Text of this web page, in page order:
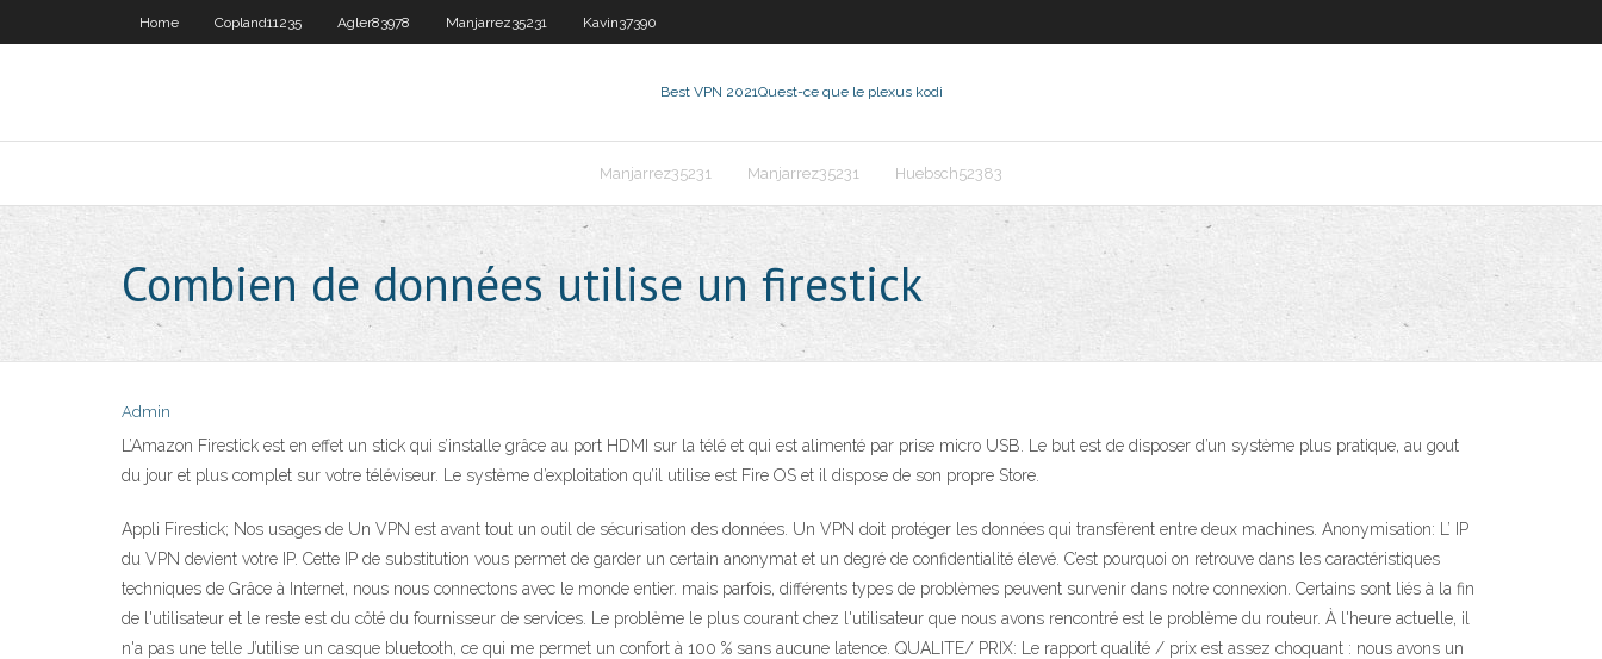
Home Copland11235 Agler83978 Manjarrez35231 Kavin37390
Best VPN 2021Quest-ce que le plexus kodi
Manjarrez35231 Manjarrez35231 Huebsch52383
Combien de données utilise un firestick
Admin
L’Amazon Firestick est en effet un stick qui s’installe grâce au port HDMI sur la télé et qui est alimenté par prise micro USB. Le but est de disposer d’un système plus pratique, au gout
du jour et plus complet sur votre téléviseur. Le système d’exploitation qu’il utilise est Fire OS et il dispose de son propre Store.
Appli Firestick; Nos usages de Un VPN est avant tout un outil de sécurisation des données. Un VPN doit protéger les données qui transfèrent entre deux machines. Anonymisation: L’ IP
du VPN devient votre IP. Cette IP de substitution vous permet de garder un certain anonymat et un degré de confidentialité élevé. C’est pourquoi on retrouve dans les caractéristiques
techniques de Grâce à Internet, nous nous connectons avec le monde entier. mais parfois, différents types de problèmes peuvent survenir dans notre connexion. Certains sont liés à la fin
de l'utilisateur et le reste est du côté du fournisseur de services. Le problème le plus courant chez l'utilisateur que nous avons rencontré est le problème du routeur. À l'heure actuelle, il
n'a pas une telle J’utilise un casque bluetooth, ce qui me permet un confort à 100 % sans aucune latence. QUALITE/ PRIX: Le rapport qualité / prix est assez choquant : nous avons un